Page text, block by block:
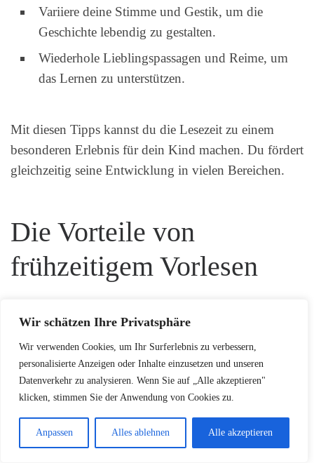
Wir schätzen Ihre Privatsphäre
Wir verwenden Cookies, um Ihr Surferlebnis zu verbessern,
personalisierte Anzeigen oder Inhalte einzusetzen und unseren
Datenverkehr zu analysieren. Wenn Sie auf „Alle akzeptieren"
klicken, stimmen Sie der Anwendung von Cookies zu.
Anpassen Alles ablehnen Alle akzeptieren
Variiere deine Stimme und Gestik, um die
Geschichte lebendig zu gestalten.
Wiederhole Lieblingspassagen und Reime, um
das Lernen zu unterstützen.
Mit diesen Tipps kannst du die Lesezeit zu einem
besonderen Erlebnis für dein Kind machen. Du fördert
gleichzeitig seine Entwicklung in vielen Bereichen.
Die Vorteile von
frühzeitigem Vorlesen
ersten Jahr viele Vorteile hat. Es hilft nicht nur bei der
Sprachentwicklungund kognitiven Entwicklung
Es stärkt auch die
Kind.
Kinder, die früh vorgelesen werden, lernen mehr
Wörter. Sie schneiden auch in der Schule besser ab.